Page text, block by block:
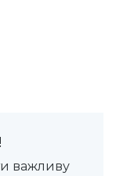
важливу